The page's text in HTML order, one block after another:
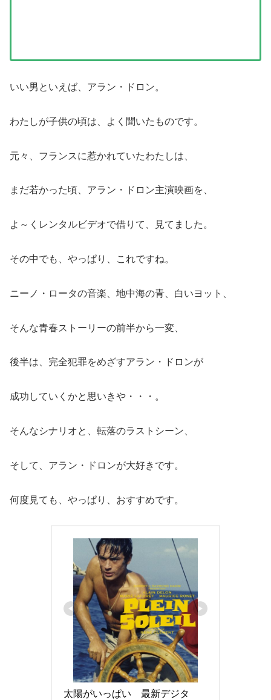
いい男といえば、アラン・ドロン。
わたしが子供の頃は、よく聞いたものです。
元々、フランスに惹かれていたわたしは、
まだ若かった頃、アラン・ドロン主演映画を、
よ～くレンタルビデオで借りて、見てました。
その中でも、やっぱり、これですね。
ニーノ・ロータの音楽、地中海の青、白いヨット、
そんな青春ストーリーの前半から一変、
後半は、完全犯罪をめざすアラン・ドロンが
成功していくかと思いきや・・・。
そんなシナリオと、転落のラストシーン、
そして、アラン・ドロンが大好きです。
何度見ても、やっぱり、おすすめです。
太陽がいっぱい　最新デジタ